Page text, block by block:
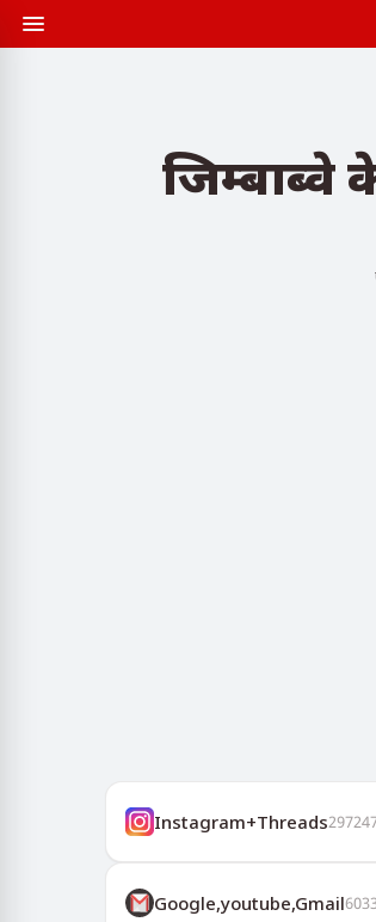
Instagram+Threads
Google,youtube,Gmail